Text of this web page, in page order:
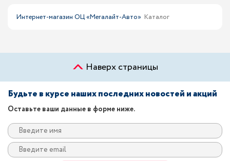
Интернет-магазин ОЦ «Мегалайт-Авто» Каталог
Наверх страницы
Будьте в курсе наших последних новостей и акций
Оставьте ваши данные в форме ниже.